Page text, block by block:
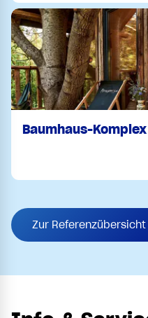
Baumhaus-
Zur Referenzübersicht